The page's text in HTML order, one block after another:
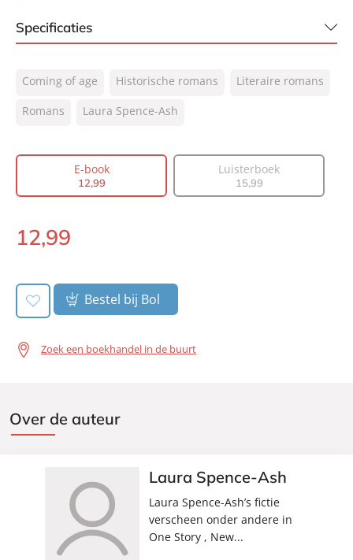
Specificaties
NUR:
302
Type:
E-book
Vertaler:
Anne Jongeling
Aantal pagina's:
400
Verschijningsdatum:
Coming of age Historische romans
Literaire romans
Romans
Laura Spence-Ash
E-book
12,99
Luisterboek
15,99
E-
12,99
Bestel bij Bol
Zoek een boekhandel in de buurt
Over de auteur
Laura Spence-Ash
Laura Spence-Ash’s fictie
verscheen onder andere in
One Story , New...